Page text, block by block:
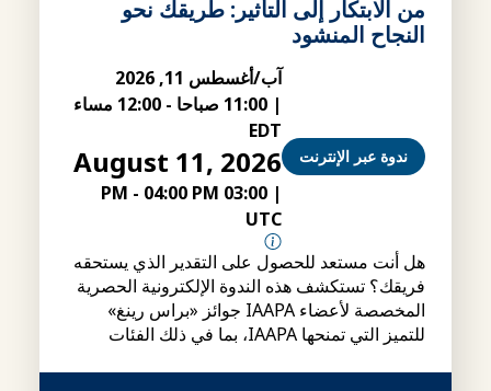
من الابتكار إلى التأثير: طريقك نحو
النجاح المنشود
ندوة عبر الإنترنت
آب/أغسطس 11, 2026
| 11:00 صباحا -
12:00 مساء
EDT
August 11, 2026
|
03:00 PM
- 04:00 PM
UTC
هل أنت مستعد للحصول على التقدير الذي يستحقه
فريقك؟ تستكشف هذه الندوة الإلكترونية الحصرية
المخصصة لأعضاء IAAPA جوائز «براس رينغ»
للتميز التي تمنحها IAAPA، بما في ذلك الفئات